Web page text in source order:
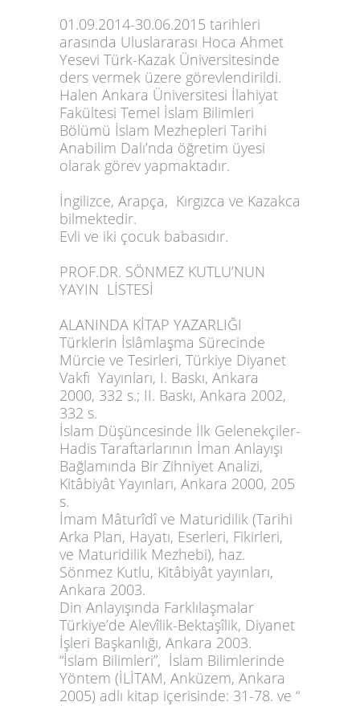
01.09.2014-30.06.2015 tarihleri
arasında Uluslararası Hoca Ahmet
Yesevi Türk-Kazak Üniversitesinde
ders vermek üzere görevlendirildi.
Halen Ankara Üniversitesi İlahiyat
Fakültesi Temel İslam Bilimleri
Bölümü İslam Mezhepleri Tarihi
Anabilim Dalı’nda öğretim üyesi
olarak görev yapmaktadır.
İngilizce, Arapça, Kırgızca ve Kazakca
bilmektedir.
Evli ve iki çocuk babasıdır.
PROF.DR. SÖNMEZ KUTLU’NUN
YAYIN LİSTESİ
ALANINDA KİTAP YAZARLIĞI
Türklerin İslâmlaşma Sürecinde
Mürcie ve Tesirleri, Türkiye Diyanet
Vakfı Yayınları, I. Baskı, Ankara
2000, 332 s.; II. Baskı, Ankara 2002,
332 s.
İslam Düşüncesinde İlk Gelenekçiler-
Hadis Taraftarlarının İman Anlayışı
Bağlamında Bir Zihniyet Analizi,
Kitâbiyât Yayınları, Ankara 2000, 205
s.
İmam Mâturîdî ve Maturidilik (Tarihi
Arka Plan, Hayatı, Eserleri, Fikirleri,
ve Maturidilik Mezhebi), haz.
Sönmez Kutlu, Kitâbiyât yayınları,
Ankara 2003.
Din Anlayışında Farklılaşmalar
Türkiye’de Alevîlik-Bektaşîlik, Diyanet
İşleri Başkanlığı, Ankara 2003.
“İslam Bilimleri”, İslam Bilimlerinde
Yöntem (İLİTAM, Anküzem, Ankara
2005) adlı kitap içerisinde: 31-78. ve “